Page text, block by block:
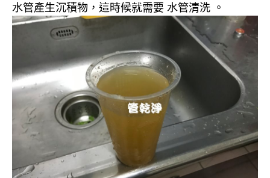
水管產生沉積物，這時候就需要 水管清洗 。